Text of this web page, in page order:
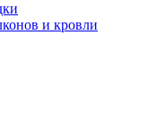
и кровли